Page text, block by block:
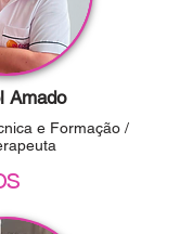
Amado
e Formação /